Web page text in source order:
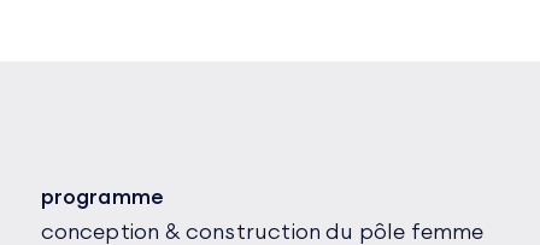
programme
conception & construction du pôle femme